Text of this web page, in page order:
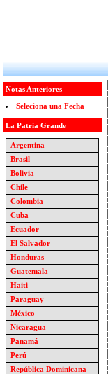
Notas Anteriores
Seleciona una Fecha
La Patria Grande
Argentina
Brasil
Bolivia
Chile
Colombia
Cuba
Ecuador
El Salvador
Honduras
Guatemala
Haiti
Paraguay
México
Nicaragua
Panamá
Perú
República Dominicana